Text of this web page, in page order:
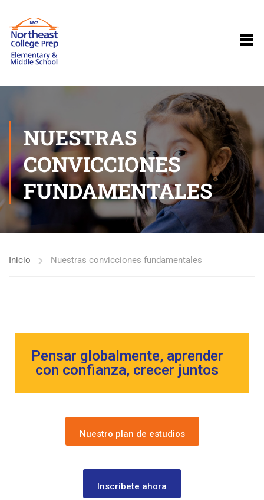
NUESTRAS
CONVICCIONES
FUNDAMENTALES
Inicio Nuestras convicciones fundamentales
Pensar globalmente, aprender
con confianza, crecer juntos
Nuestro plan de estudios
Inscríbete ahora